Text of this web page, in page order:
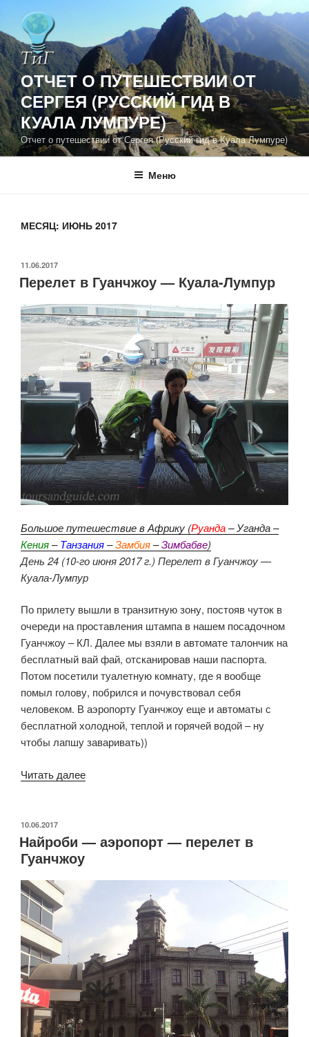
содержимому
ОТЧЕТ О ПУТЕШЕСТВИИ ОТ
СЕРГЕЯ (РУССКИЙ ГИД В
КУАЛА ЛУМПУРЕ)
Отчет о путешествии от Сергея (Русский гид в Куала Лумпуре)
Меню
МЕСЯЦ: ИЮНЬ 2017
ОПУБЛИКОВАНО
11.06.2017
Перелет в Гуанчжоу — Куала-Лумпур
Большое путешествие в Африку (Руанда– Уганда –
Кения–Танзания–Замбия–Зимбабве)
День 24 (10-го июня 2017 г.) Перелет в Гуанчжоу —
Куала-Лумпур
По прилету вышли в транзитную зону, постояв чуток в
очереди на проставления штампа в нашем посадочном
Гуанчжоу – КЛ. Далее мы взяли в автомате талончик на
бесплатный вай фай, отсканировав наши паспорта.
Потом посетили туалетную комнату, где я вообще
помыл голову, побрился и почувствовал себя
человеком. В аэропорту Гуанчжоу еще и автоматы с
бесплатной холодной, теплой и горячей водой – ну
чтобы лапшу заваривать))
Читать далее«Перелет
Куала-
ОПУБЛИКОВАНО
10.06.2017
Найроби — аэропорт — перелет в
Гуанчжоу